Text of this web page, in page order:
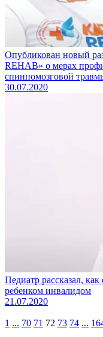
Опубликован новый
REHAB» о мерах
спинномозговой
30.07.2020
Педиатр рассказал,
ребенком инвалидом
21.07.2020
1 ... 70 71 72 73 74 ...